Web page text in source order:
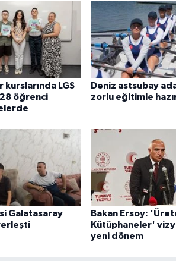
kurslarında LGS
öğrenci
Deniz astsubay
zorlu eğitimle
Galatasaray
Bakan Ersoy:
Kütüphaneler'
yeni dönem